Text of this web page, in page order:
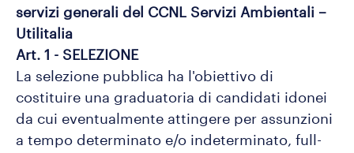
servizi generali del CCNL Servizi Ambientali –
Utilitalia
Art. 1 - SELEZIONE
La selezione pubblica ha l'obiettivo di
costituire una graduatoria di candidati idonei
da cui eventualmente attingere per assunzioni
a tempo determinato e/o indeterminato, full-